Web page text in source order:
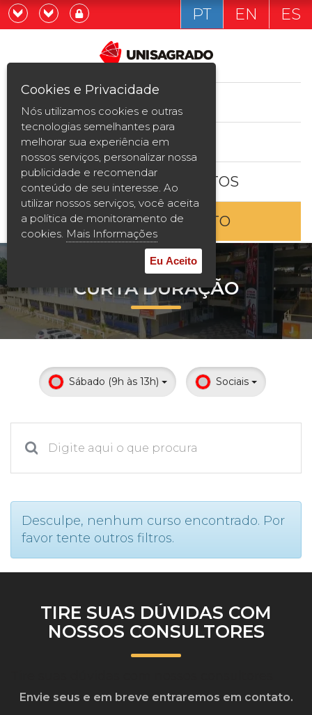
Graduação
Pós-graduação e MBA
Curta Duração
Vestibular
2ª Graduação
Transferência
Reingresso
Prouni
Desconto de pontualidade
Calendário acadêmico
Internacionalização
UATI
Já sou estudande
Quero ser estudante
PT EN ES
ESTUDE AQUI
BOLSAS E DESCONTOS
ENTRE EM CONTATO
CURTA DURAÇÃO
Sábado (9h às 13h) Sociais
Desculpe, nenhum curso encontrado. Por
favor tente outros filtros.
TIRE SUAS DÚVIDAS COM
NOSSOS CONSULTORES
Envie seus e em breve entraremos em contato.
Cookies e Privacidade
Nós utilizamos cookies e outras
tecnologias semelhantes para
melhorar sua experiência em
nossos serviços, personalizar nossa
publicidade e recomendar
conteúdo de seu interesse. Ao
utilizar nossos serviços, você aceita
a política de monitoramento de
cookies. Mais Informações
Eu Aceito